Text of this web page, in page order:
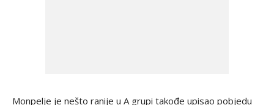
Monpelje je nešto ranije u A grupi takođe upisao pobjedu